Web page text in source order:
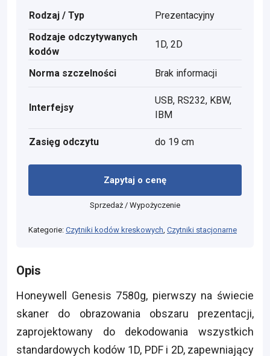
Rodzaj / Typ
Prezentacyjny
Rodzaje odczytywanych
kodów
1D, 2D
Norma szczelności Brak informacji
Interfejsy
USB, RS232, KBW,
IBM
Zasięg odczytu do 19 cm
Zapytaj o cenę
Sprzedaż / Wypożyczenie
Kategorie: Czytniki kodów kreskowych Czytniki stacjonarne
Opis
Honeywell Genesis 7580g, pierwszy na świecie
skaner do obrazowania obszaru prezentacji,
zaprojektowany do dekodowania wszystkich
standardowych kodów 1D, PDF i 2D, zapewniający